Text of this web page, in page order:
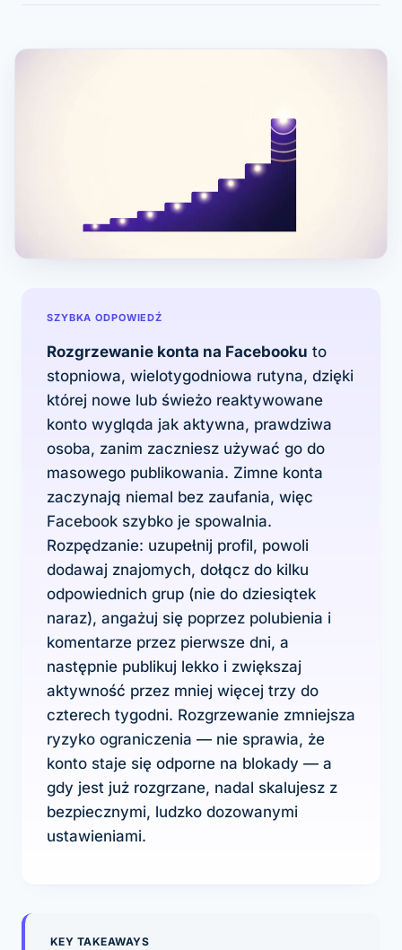
SZYBKA ODPOWIEDŹ
Rozgrzewanie konta na Facebooku to
stopniowa, wielotygodniowa rutyna, dzięki
której nowe lub świeżo reaktywowane
konto wygląda jak aktywna, prawdziwa
osoba, zanim zaczniesz używać go do
masowego publikowania. Zimne konta
zaczynają niemal bez zaufania, więc
Facebook szybko je spowalnia.
Rozpędzanie: uzupełnij profil, powoli
dodawaj znajomych, dołącz do kilku
odpowiednich grup (nie do dziesiątek
naraz), angażuj się poprzez polubienia i
komentarze przez pierwsze dni, a
następnie publikuj lekko i zwiększaj
aktywność przez mniej więcej trzy do
czterech tygodni. Rozgrzewanie zmniejsza
ryzyko ograniczenia — nie sprawia, że
konto staje się odporne na blokady — a
gdy jest już rozgrzane, nadal skalujesz z
bezpiecznymi, ludzko dozowanymi
ustawieniami.
KEY TAKEAWAYS